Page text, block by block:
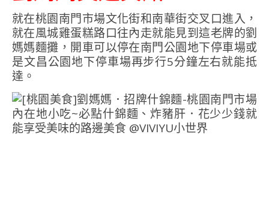
就在桃園南門市場文化街和南華街交叉口進入，
就在風城雞蛋糕路口往內走就能見到這老牌的劉
媽媽麵攤，開車可以停在南門公園地下停車場或
是文昌公園地下停車場再步行5分鐘左右就能抵
達。